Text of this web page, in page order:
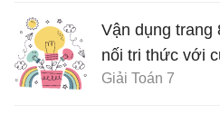
Vận dụng trang
nối tri thức với
Giải Toán 7